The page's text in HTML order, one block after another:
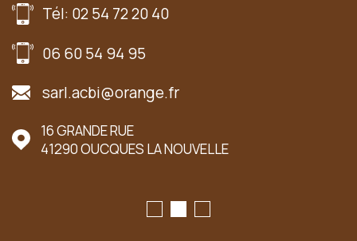
Tél: 02 54 72 20 40
06 60 54 94 95
sarl.acbi@orange.fr
16 GRANDE RUE
41290 OUCQUES LA NOUVELLE